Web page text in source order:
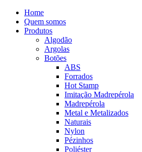
Home
Quem somos
Produtos
Algodão
Argolas
Botões
ABS
Forrados
Hot Stamp
Imitação Madrepérola
Madrepérola
Metal e Metalizados
Naturais
Nylon
Pézinhos
Poliéster